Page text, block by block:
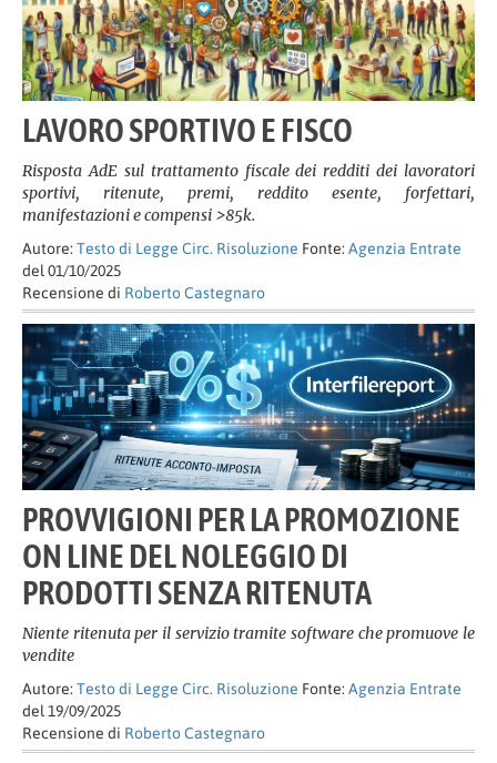
LAVORO SPORTIVO E FISCO
Risposta AdE sul trattamento fiscale dei redditi dei lavoratori
sportivi, ritenute, premi, reddito esente, forfettari,
manifestazioni e compensi >85k.
Autore: Testo di Legge Circ. Risoluzione Fonte: Agenzia Entrate
del 01/10/2025
Recensione di Roberto Castegnaro
PROVVIGIONI PER LA PROMOZIONE
ON LINE DEL NOLEGGIO DI
PRODOTTI SENZA RITENUTA
Niente ritenuta per il servizio tramite software che promuove le
vendite
Autore: Testo di Legge Circ. Risoluzione Fonte: Agenzia Entrate
del 19/09/2025
Recensione di Roberto Castegnaro